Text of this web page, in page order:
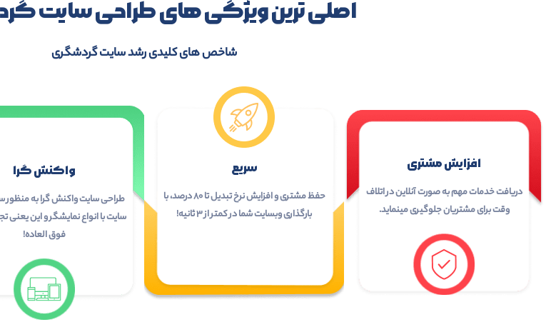
اصلی ترین ویژگی های طراحی سایت
شاخص های کلیدی رشد سایت گردشگری
افزایش مشتری
دریافت خدمات مهم به صورت آنلاین در اتلاف
وقت برای مشتریان جلوگیری مینماید.
سریع
حفظ مشتری و افزایش نرخ تبدیل تا ۸۰ درصد، با
بارگذاری وبسایت شما در کمتر از ۳ ثانیه!
واکنش گرا
طراحی سایت واکنش گرا به منظور
سایت با انواع نمایشگر و این یعنی
فوق العاده!